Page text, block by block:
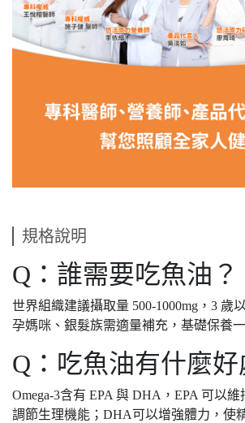
規格說明
Q：誰需要吃魚油？
世界組織建議攝取量 500-1000mg，3 歲
孕媽咪、銀髮族需適量補充，基礎保養一
Q：吃魚油有什麼好
Omega-3含有 EPA 與 DHA，EPA 可以維
調節生理機能；DHA可以增強體力，使